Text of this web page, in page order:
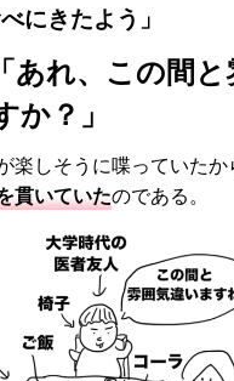
にきたよう」
あれ、この間と
か？」
楽しそうに喋っていたか
貫いていたのである。